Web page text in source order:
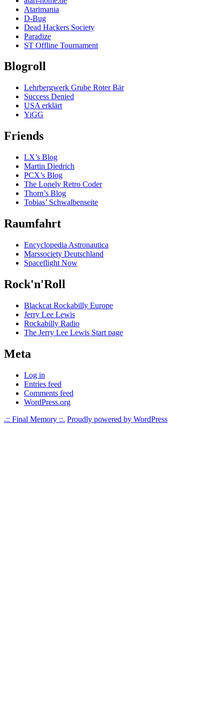
Atarimania
D-Bug
Dead Hackers Society
Paradize
ST Offline Tournament
Blogroll
Lehrbergwerk Grube Roter Bär
Success Denied
USA erklärt
YiGG
Friends
LX’s Blog
Martin Diedrich
PCX’s Blog
The Lonely Retro Coder
Thorn’s Blog
Tobias’ Schwalbenseite
Raumfahrt
Encyclopedia Astronautica
Marssociety Deutschland
Spaceflight Now
Rock'n'Roll
Blackcat Rockabilly Europe
Jerry Lee Lewis
Rockabilly Radio
The Jerry Lee Lewis Start page
Meta
Log in
Entries feed
Comments feed
WordPress.org
.:: Final Memory ::. Proudly powered by WordPress